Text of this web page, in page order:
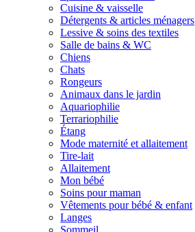
Cuisine & vaisselle
Détergents & articles ménagers
Lessive & soins des textiles
Salle de bains & WC
Chiens
Chats
Rongeurs
Animaux dans le jardin
Aquariophilie
Terrariophilie
Étang
Mode maternité et allaitement
Tire-lait
Allaitement
Mon bébé
Soins pour maman
Vêtements pour bébé & enfant
Langes
Sommeil